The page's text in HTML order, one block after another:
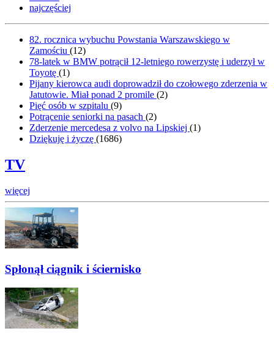
najczęściej
82. rocznica wybuchu Powstania Warszawskiego w
Zamościu (12)
78-latek w BMW potrącił 12-letniego rowerzystę i uderzył w
Toyotę (1)
Pijany kierowca audi doprowadził do czołowego zderzenia w
Jatutowie. Miał ponad 2 promile (2)
Pięć osób w szpitalu (9)
Potrącenie seniorki na pasach (2)
Zderzenie mercedesa z volvo na Lipskiej (1)
Dziękuję i życzę (1686)
TV
więcej
Spłonął ciągnik i ściernisko